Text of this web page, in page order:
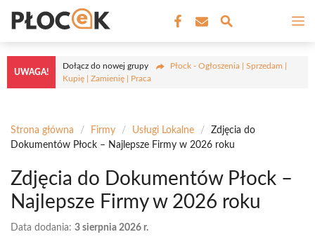
treści
UWAGA!
Dołącz do nowej grupy
Płock - Ogłoszenia | Sprzedam |
Kupię | Zamienię | Praca
Strona główna / Firmy / Usługi Lokalne /
Zdjęcia do
Dokumentów Płock – Najlepsze Firmy w 2026 roku
Zdjęcia do Dokumentów Płock –
Najlepsze Firmy w 2026 roku
Data dodania: 3 sierpnia 2026 r.